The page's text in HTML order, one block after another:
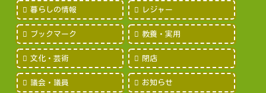
暮らしの情報 レジャー
ブックマーク 教養・実用
文化・芸術 閉店
議会・議員 お知らせ